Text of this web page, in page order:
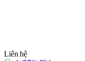
Liên hệ